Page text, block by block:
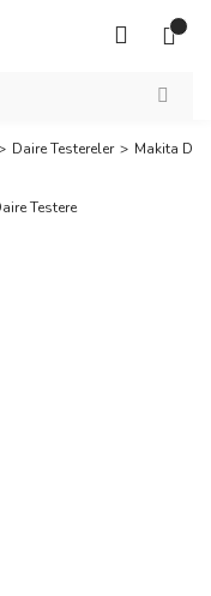
Daire Testereler Makita D-